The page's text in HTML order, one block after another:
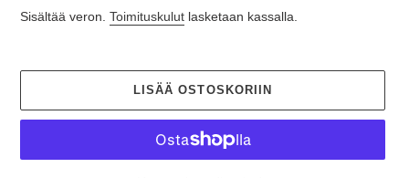
Sisältää veron. Toimituskulut lasketaan kassalla.
LISÄÄ OSTOSKORIIN